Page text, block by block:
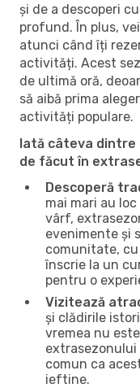
și de a descoperi
profund. În plus,
atunci când îți
activități. Acest
de ultimă oră,
să aibă prima
activități populare.
Iată câteva
de făcut în
Descoperă
mai mari au
vârf,
evenimente și
comunitate, cu
înscrie la un
pentru o
Vizitează
și clădirile
vremea nu
extrasezonului
comun ca
ieftine.